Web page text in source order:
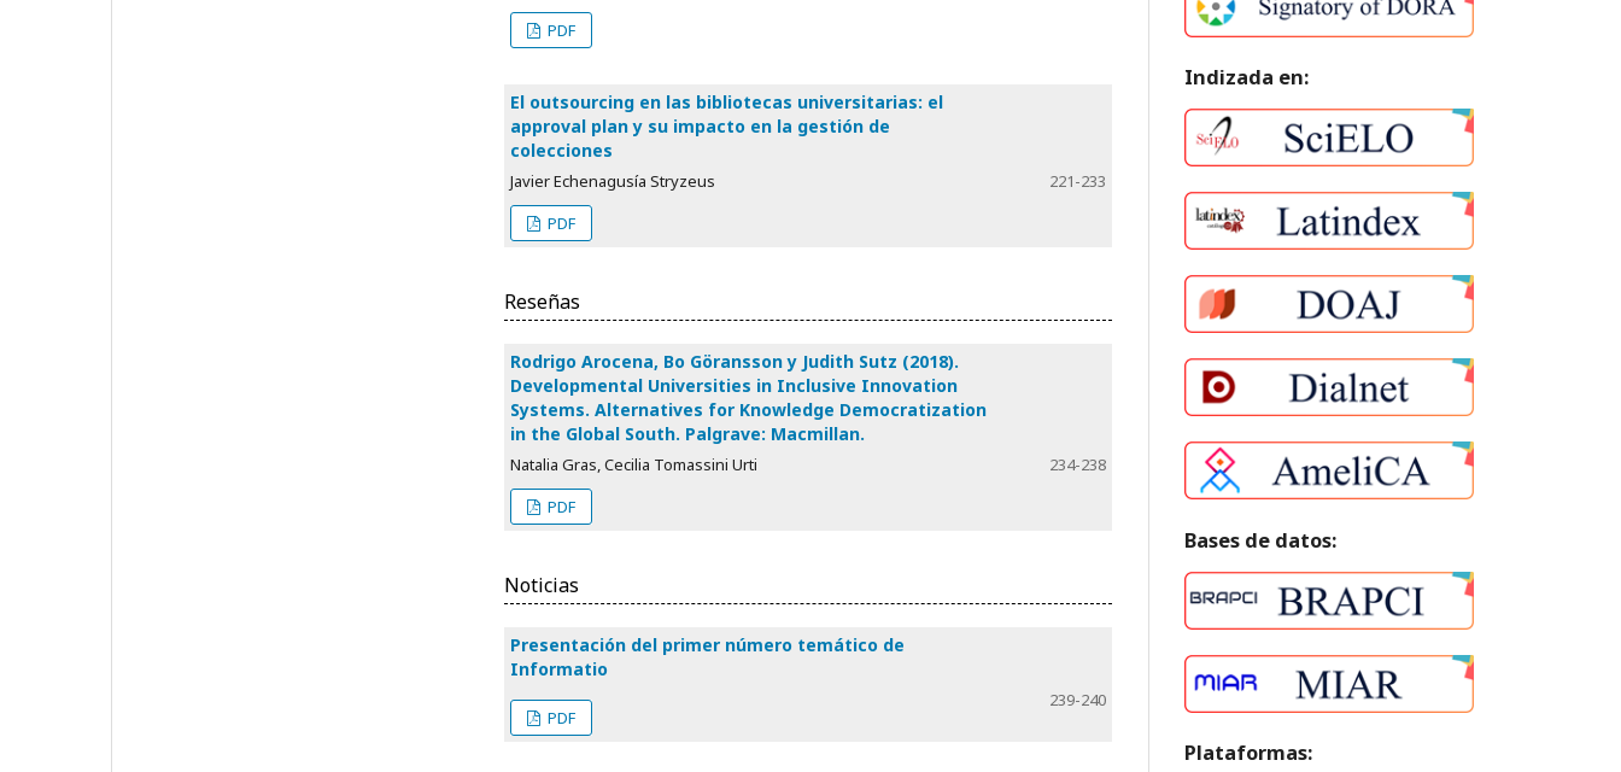
PDF
El outsourcing en las bibliotecas universitarias: el
approval plan y su impacto en la gestión de
colecciones
Javier Echenagusía Stryzeus
221-233
PDF
Reseñas
Rodrigo Arocena, Bo Göransson y Judith Sutz (2018).
Developmental Universities in Inclusive Innovation
Systems. Alternatives for Knowledge Democratization
in the Global South. Palgrave: Macmillan.
Natalia Gras, Cecilia Tomassini Urti
234-238
PDF
Noticias
Presentación del primer número temático de
Informatio
239-240
PDF
Indizada en:
Bases de datos:
Plataformas: